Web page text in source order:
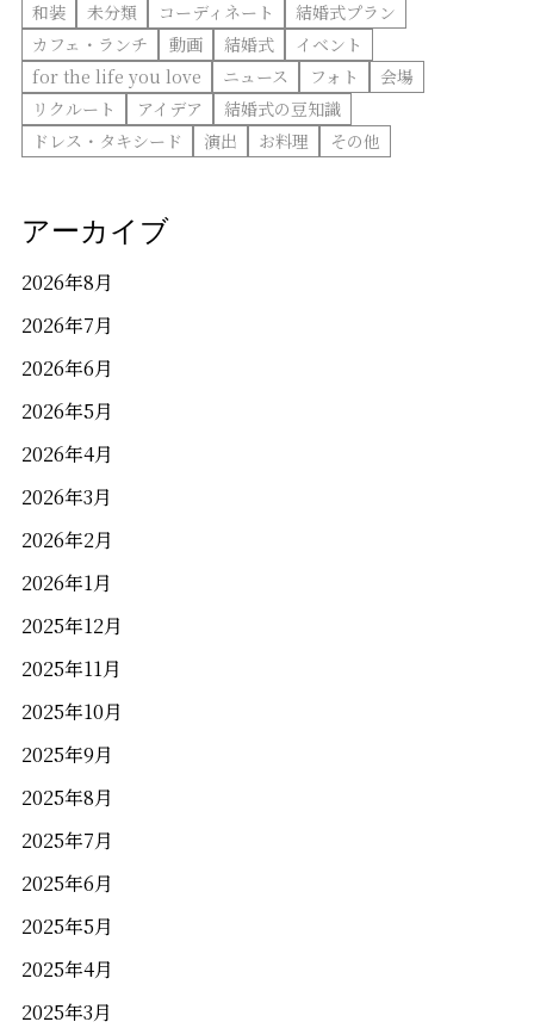
岡山県岡山市北区駅元町1−10
和装 未分類 コーディネート
結婚式プラン
カフェ・ランチ
動画 結婚式
イベント
for the life you love
ニュース フォト
会場
リクルート
アイデア
結婚式の豆知識
ドレス・タキシード
演出 お料理 その他
アーカイブ
2026年8月
2026年7月
2026年6月
2026年5月
2026年4月
2026年3月
2026年2月
2026年1月
2025年12月
2025年11月
2025年10月
2025年9月
2025年8月
2025年7月
2025年6月
2025年5月
2025年4月
2025年3月